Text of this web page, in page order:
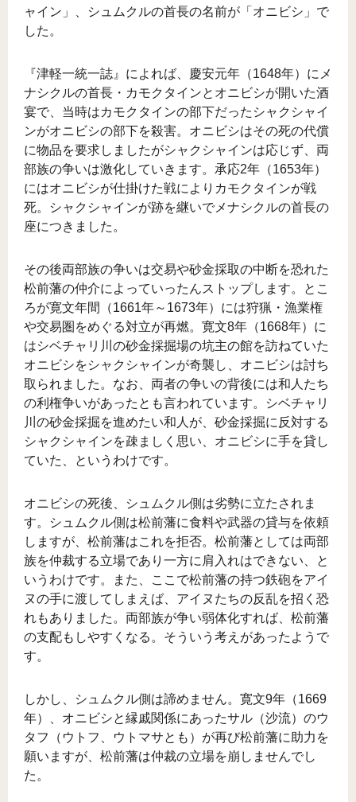
ャイン」、シュムクルの首長の名前が「オニビシ」で
した。
『津軽一統一誌』によれば、慶安元年（1648年）にメ
ナシクルの首長・カモクタインとオニビシが開いた酒
宴で、当時はカモクタインの部下だったシャクシャイ
ンがオニビシの部下を殺害。オニビシはその死の代償
に物品を要求しましたがシャクシャインは応じず、両
部族の争いは激化していきます。承応2年（1653年）
にはオニビシが仕掛けた戦によりカモクタインが戦
死。シャクシャインが跡を継いでメナシクルの首長の
座につきました。
その後両部族の争いは交易や砂金採取の中断を恐れた
松前藩の仲介によっていったんストップします。とこ
ろが寛文年間（1661年～1673年）には狩猟・漁業権
や交易圏をめぐる対立が再燃。寛文8年（1668年）に
はシベチャリ川の砂金採掘場の坑主の館を訪ねていた
オニビシをシャクシャインが奇襲し、オニビシは討ち
取られました。なお、両者の争いの背後には和人たち
の利権争いがあったとも言われています。シベチャリ
川の砂金採掘を進めたい和人が、砂金採掘に反対する
シャクシャインを疎ましく思い、オニビシに手を貸し
ていた、というわけです。
オニビシの死後、シュムクル側は劣勢に立たされま
す。シュムクル側は松前藩に食料や武器の貸与を依頼
しますが、松前藩はこれを拒否。松前藩としては両部
族を仲裁する立場であり一方に肩入れはできない、と
いうわけです。また、ここで松前藩の持つ鉄砲をアイ
ヌの手に渡してしまえば、アイヌたちの反乱を招く恐
れもありました。両部族が争い弱体化すれば、松前藩
の支配もしやすくなる。そういう考えがあったようで
す。
しかし、シュムクル側は諦めません。寛文9年（1669
年）、オニビシと縁戚関係にあったサル（沙流）のウ
タフ（ウトフ、ウトマサとも）が再び松前藩に助力を
願いますが、松前藩は仲裁の立場を崩しませんでし
た。